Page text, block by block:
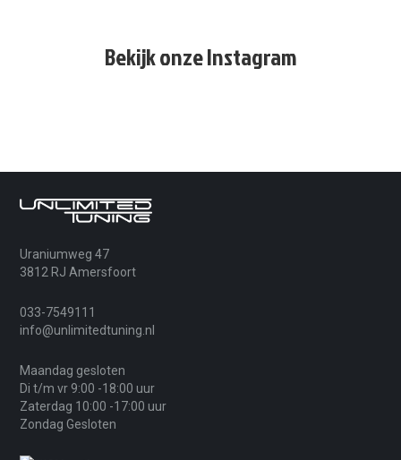
Bekijk onze Instagram
Uraniumweg 47
3812 RJ Amersfoort
033-7549111
info@unlimitedtuning.nl
Maandag gesloten
Di t/m vr 9:00 -18:00 uur
Zaterdag 10:00 -17:00 uur
Zondag Gesloten